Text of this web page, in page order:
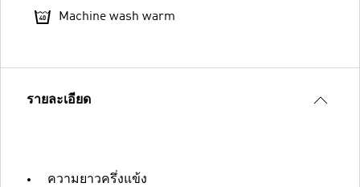
Machine wash warm
รายละเอียด
ความยาวครึ่งแข้ง